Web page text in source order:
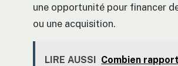
une opportunité pour financer
ou une acquisition.
LIRE AUSSI Combien